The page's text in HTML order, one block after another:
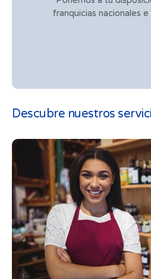
franquicias nacionales
Descubre nuestros